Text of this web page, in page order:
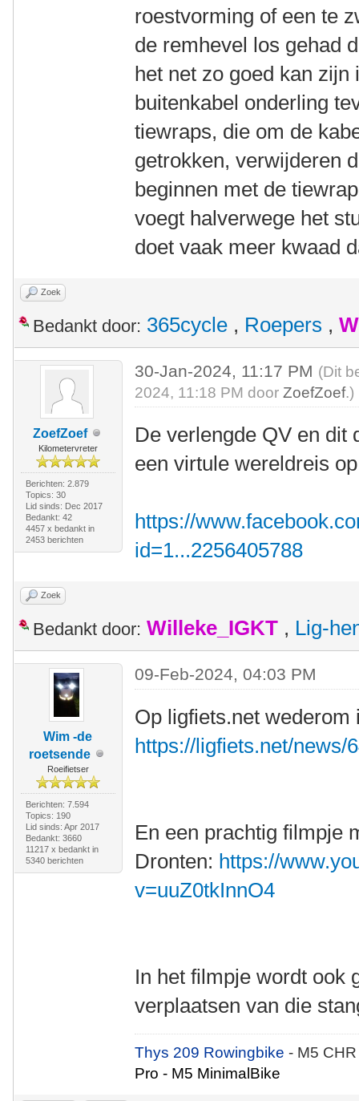
roestvorming of een te
de remhevel los gehad
het net zo goed kan
buitenkabel onderling
tiewraps, die om de
getrokken, verwijderen
beginnen met de
voegt halverwege het
doet vaak meer kwaad
Zoek
Bedankt door: 365cycle , Roepers ,
ZoefZoef
Kilometervreter
Berichten: 2.879
Topics: 30
Lid sinds: Dec 2017
Bedankt: 42
4457 x bedankt in
2453 berichten
30-Jan-2024, 11:17 PM (Dit
2024, 11:18 PM doorZoefZoef.)
De verlengde QV en dit
een virtule wereldreis
https://
id=1...2256405788
Zoek
Bedankt door: Willeke_IGKT , Lig-
Wim -de
roetsende
Roeifietser
Berichten: 7.594
Topics: 190
Lid sinds: Apr 2017
Bedankt: 3660
11217 x bedankt in
5340 berichten
09-Feb-2024, 04:03 PM
Op ligfiets.net
https://ligfiets.net/news/
En een prachtig filmpje
Dronten: https://
v=uuZ0tkInnO4
In het filmpje wordt ook
verplaatsen van die
Thys 209 Rowingbike- M5
Pro - M5 MinimalBike